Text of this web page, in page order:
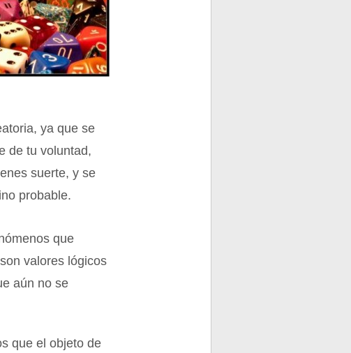
ya que se
de tu voluntad,
suerte, y se
probable.
que
valores lógicos
aún no se
que el objeto de